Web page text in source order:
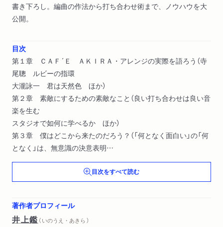
書き下ろし。編曲の作法から打ち合わせ術まで、ノウハウを大
公開。
目次
第１章 ＣＡＦ´Ｅ ＡＫＩＲＡ・アレンジの実際を語ろう（寺
尾聰 ルビーの指環
大瀧詠一 君は天然色 ほか）
第２章 素敵にするための素敵なこと（良い打ち合わせは良い音
楽を生む
スタジオで如何に学べるか ほか）
第３章 僕はどこから来たのだろう？（「何となく面白い」の「何
となく」は、無意識の決意表明
徐々に音楽が近づいてくる ほか）
第４章 価値観を磨くには（ロンドンは響きが良いか
リアルワールド・スタジオ ほか）
音楽を語る言葉 ほか）
目次をすべて読む
著作者プロフィール
井上鑑 （ いのうえ・あきら ）